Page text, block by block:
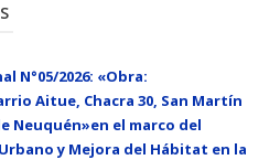
N°05/2026: «Obra:
Aitue, Chacra 30, San Martín
Neuquén»en el marco del
y Mejora del Hábitat en la